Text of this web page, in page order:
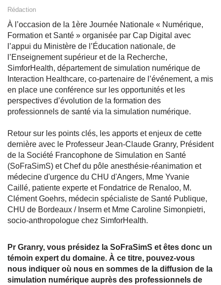
Rédaction
À l’occasion de la 1ère Journée Nationale « Numérique,
Formation et Santé » organisée par Cap Digital avec
l’appui du Ministère de l’Éducation nationale, de
l’Enseignement supérieur et de la Recherche,
SimforHealth, département de simulation numérique de
Interaction Healthcare, co-partenaire de l’événement, a mis
en place une conférence sur les opportunités et les
perspectives d’évolution de la formation des
professionnels de santé via la simulation numérique.
Retour sur les points clés, les apports et enjeux de cette
dernière avec le Professeur Jean-Claude Granry, Président
de la Société Francophone de Simulation en Santé
(SoFraSimS) et Chef du pôle anesthésie-réanimation et
médecine d'urgence du CHU d'Angers, Mme Yvanie
Caillé, patiente experte et Fondatrice de Renaloo, M.
Clément Goehrs, médecin spécialiste de Santé Publique,
CHU de Bordeaux / Inserm et Mme Caroline Simonpietri,
socio-anthropologue chez SimforHealth.
Pr Granry, vous présidez la SoFraSimS et êtes donc un
témoin expert du domaine. À ce titre, pouvez-vous
nous indiquer où nous en sommes de la diffusion de la
simulation numérique auprès des professionnels de